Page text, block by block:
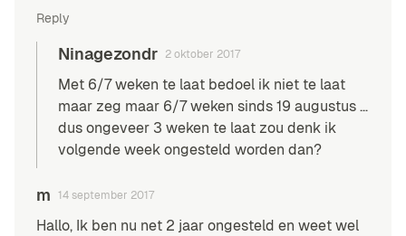
Reply
Ninagezondr 2 oktober 2017
Met 6/7 weken te laat bedoel ik niet te laat
maar zeg maar 6/7 weken sinds 19 augustus …
dus ongeveer 3 weken te laat zou denk ik
volgende week ongesteld worden dan?
m 14 september 2017
Hallo, Ik ben nu net 2 jaar ongesteld en weet wel